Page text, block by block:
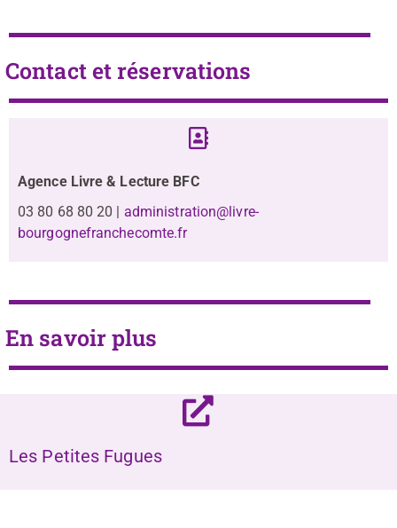
Contact et réservations
Agence Livre & Lecture BFC
03 80 68 80 20 | administration@livre-
bourgognefranchecomte.fr
En savoir plus
Les Petites Fugues